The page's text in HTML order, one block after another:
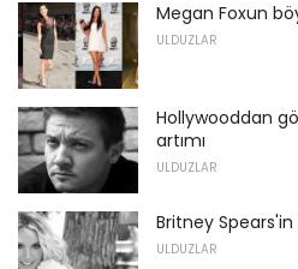
Megan Foxun
ULDUZLAR
Hollywooddan
artımı
ULDUZLAR
Britney
ULDUZLAR